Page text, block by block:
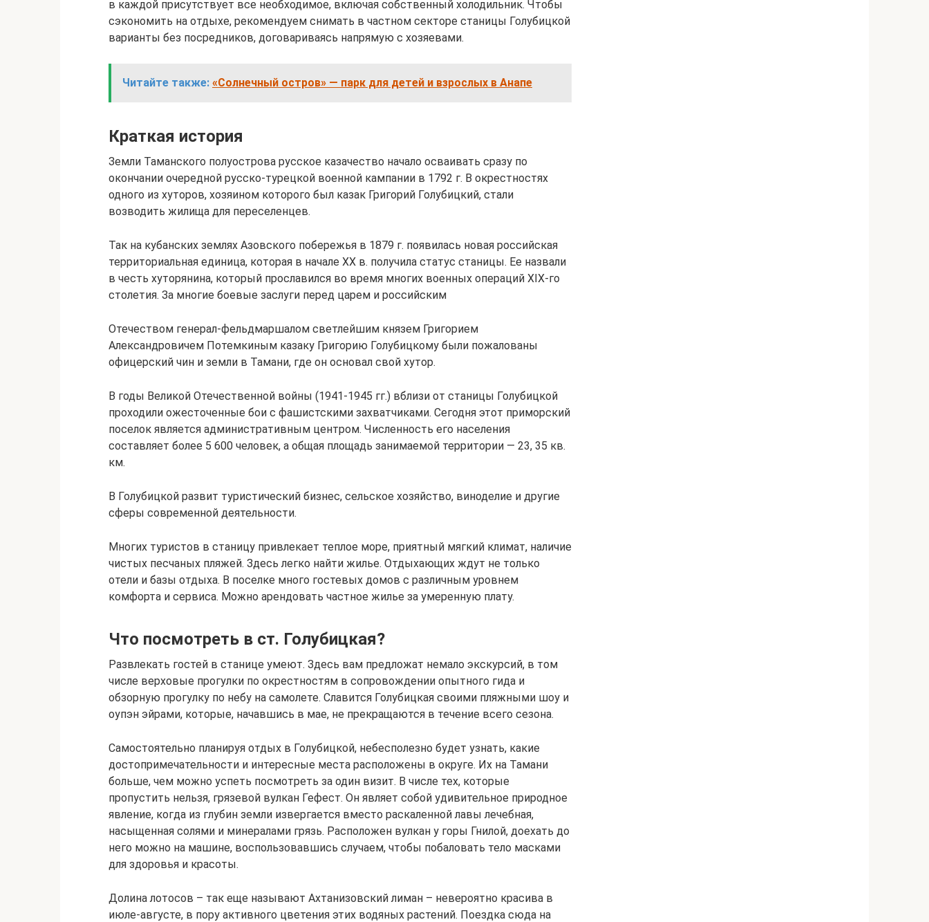
в каждой присутствует все необходимое, включая собственный холодильник. Чтобы
сэкономить на отдыхе, рекомендуем снимать в частном секторе станицы Голубицкой
варианты без посредников, договариваясь напрямую с хозяевами.
Читайте также: «Солнечный остров» — парк для детей и взрослых в Анапе
Краткая история
Земли Таманского полуострова русское казачество начало осваивать сразу по
окончании очередной русско-турецкой военной кампании в 1792 г. В окрестностях
одного из хуторов, хозяином которого был казак Григорий Голубицкий, стали
возводить жилища для переселенцев.
Так на кубанских землях Азовского побережья в 1879 г. появилась новая российская
территориальная единица, которая в начале XX в. получила статус станицы. Ее назвали
в честь хуторянина, который прославился во время многих военных операций XIX-го
столетия. За многие боевые заслуги перед царем и российским
Отечеством генерал-фельдмаршалом светлейшим князем Григорием
Александровичем Потемкиным казаку Григорию Голубицкому были пожалованы
офицерский чин и земли в Тамани, где он основал свой хутор.
В годы Великой Отечественной войны (1941-1945 гг.) вблизи от станицы Голубицкой
проходили ожесточенные бои с фашистскими захватчиками. Сегодня этот приморский
поселок является административным центром. Численность его населения
составляет более 5 600 человек, а общая площадь занимаемой территории — 23, 35 кв.
км.
В Голубицкой развит туристический бизнес, сельское хозяйство, виноделие и другие
сферы современной деятельности.
Многих туристов в станицу привлекает теплое море, приятный мягкий климат, наличие
чистых песчаных пляжей. Здесь легко найти жилье. Отдыхающих ждут не только
отели и базы отдыха. В поселке много гостевых домов с различным уровнем
комфорта и сервиса. Можно арендовать частное жилье за умеренную плату.
Что посмотреть в ст. Голубицкая?
Развлекать гостей в станице умеют. Здесь вам предложат немало экскурсий, в том
числе верховые прогулки по окрестностям в сопровождении опытного гида и
обзорную прогулку по небу на самолете. Славится Голубицкая своими пляжными шоу и
оупэн эйрами, которые, начавшись в мае, не прекращаются в течение всего сезона.
Самостоятельно планируя отдых в Голубицкой, небесполезно будет узнать, какие
достопримечательности и интересные места расположены в округе. Их на Тамани
больше, чем можно успеть посмотреть за один визит. В числе тех, которые
пропустить нельзя, грязевой вулкан Гефест. Он являет собой удивительное природное
явление, когда из глубин земли извергается вместо раскаленной лавы лечебная,
насыщенная солями и минералами грязь. Расположен вулкан у горы Гнилой, доехать до
него можно на машине, воспользовавшись случаем, чтобы побаловать тело масками
для здоровья и красоты.
Долина лотосов – так еще называют Ахтанизовский лиман – невероятно красива в
июле-августе, в пору активного цветения этих водяных растений. Поездка сюда на